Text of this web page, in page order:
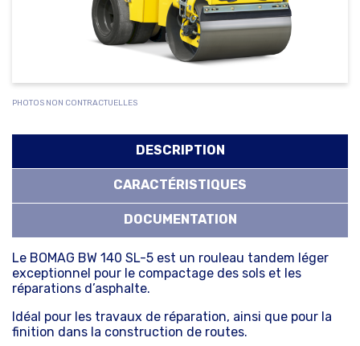
PHOTOS NON CONTRACTUELLES
DESCRIPTION
CARACTÉRISTIQUES
DOCUMENTATION
Le BOMAG BW 140 SL-5 est un rouleau tandem léger
exceptionnel pour le compactage des sols et les
réparations d’asphalte.
Idéal pour les travaux de réparation, ainsi que pour la
finition dans la construction de routes.